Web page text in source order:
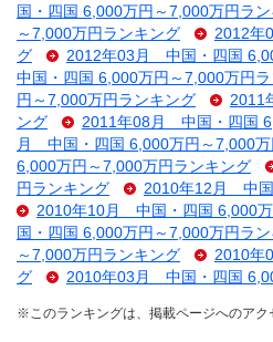
国・四国 6,000万円～7,000万円ラ
～7,000万円ランキング
2012年
グ
2012年03月 中国・四国
中国・四国 6,000万円～7,000万円
円～7,000万円ランキング
2011
ング
2011年08月 中国・四国
月 中国・四国 6,000万円～7,000万
6,000万円～7,000万円ランキング
円ランキング
2010年12月 中国
2010年10月 中国・四国 6,000
国・四国 6,000万円～7,000万円ラ
～7,000万円ランキング
2010年
グ
2010年03月 中国・四国
※このランキングは、掲載ページへのア